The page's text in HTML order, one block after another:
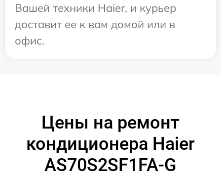
Вашей техники Haier, и курьер
доставит ее к вам домой или в
офис.
Цены на ремонт
кондиционера Haier
AS70S2SF1FA-G